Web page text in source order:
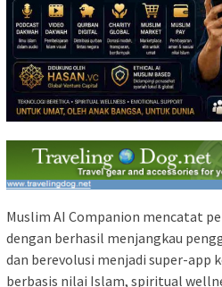
Muslim AI Companion mencatat
dengan berhasil menjangkau
dan berevolusi menjadi super-app
berbasis nilai Islam, spiritual